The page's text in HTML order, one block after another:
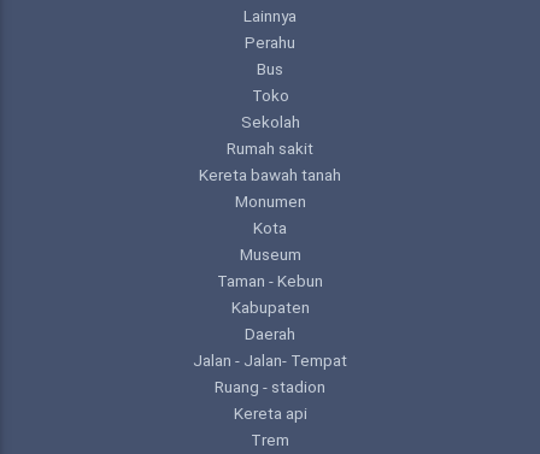
Lainnya
Perahu
Bus
Toko
Sekolah
Rumah sakit
Kereta bawah tanah
Monumen
Kota
Museum
Taman - Kebun
Kabupaten
Daerah
Jalan - Jalan- Tempat
Ruang - stadion
Kereta api
Trem